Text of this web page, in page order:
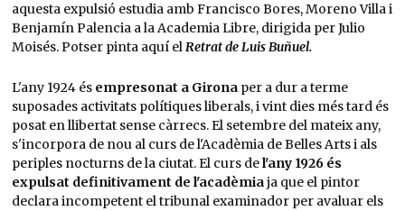
aquesta expulsió estudia amb Francisco Bores, Moreno Villa i
Benjamín Palencia a la Academia Libre, dirigida per Julio
Moisés. Potser pinta aquí elRetrat de Luis Buñuel.
L'any 1924 és empresonat a Gironaper a dur a terme
suposades activitats polítiques liberals, i vint dies més tard és
posat en llibertat sense càrrecs. El setembre del mateix any,
s'incorpora de nou al curs de l'Acadèmia de Belles Arts i als
periples nocturns de la ciutat. El curs del'any 1926 és
expulsat definitivament de l'acadèmiaja que el pintor
declara incompetent el tribunal examinador per avaluar els